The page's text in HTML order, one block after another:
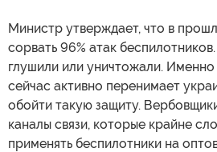
Министр утверждает, что в
сорвать 96% атак
глушили или уничтожали.
сейчас активно перенимает
обойти такую защиту.
каналы связи, которые крайне
применять беспилотники на